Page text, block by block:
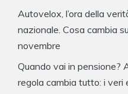
Autovelox, l’ora della
nazionale. Cosa cambia
novembre
Quando vai in pensione?
regola cambia tutto: i